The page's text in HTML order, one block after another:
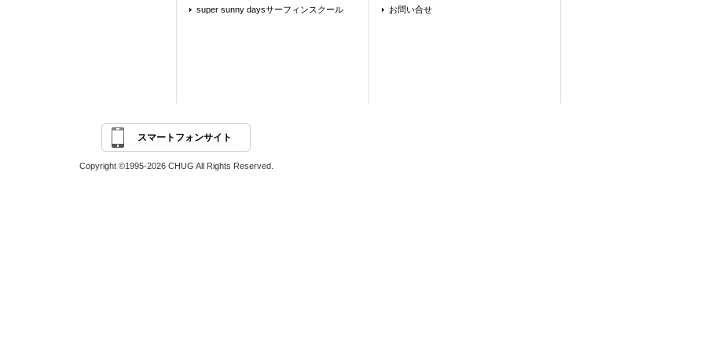
super sunny daysサーフィンスクール お問い合せ
スマートフォンサイト
Copyright ©1995-2026 CHUG All Rights Reserved.